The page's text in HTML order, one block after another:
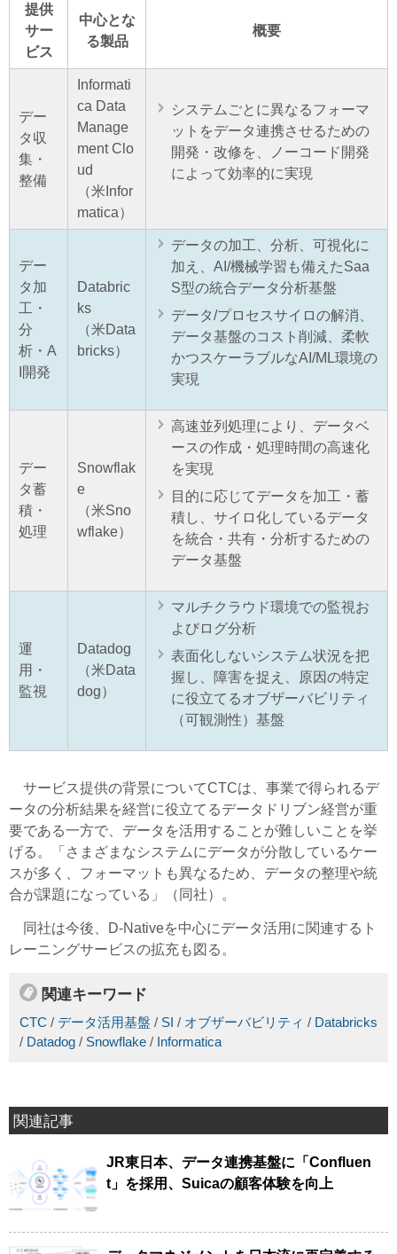
提供
サー
ビス
中心とな
る製品
概要
デー
タ収
集・
整備
Informati
ca Data
Manage
ment Clo
ud
（米Infor
matica）
システムごとに異なるフォーマ
ットをデータ連携させるための
開発・改修を、ノーコード開発
によって効率的に実現
デー
タ加
工・
分
析・A
I開発
Databric
ks
（米Data
bricks）
データの加工、分析、可視化に
加え、AI/機械学習も備えたSaa
S型の統合データ分析基盤
データ/プロセスサイロの解消、
データ基盤のコスト削減、柔軟
かつスケーラブルなAI/ML環境の
実現
デー
タ蓄
積・
処理
Snowflak
e
（米Sno
wflake）
高速並列処理により、データベ
ースの作成・処理時間の高速化
を実現
目的に応じてデータを加工・蓄
積し、サイロ化しているデータ
を統合・共有・分析するための
データ基盤
運
用・
監視
Datadog
（米Data
dog）
マルチクラウド環境での監視お
よびログ分析
表面化しないシステム状況を把
握し、障害を捉え、原因の特定
に役立てるオブザーバビリティ
（可観測性）基盤
サービス提供の背景についてCTCは、事業で得られるデ
ータの分析結果を経営に役立てるデータドリブン経営が重
要である一方で、データを活用することが難しいことを挙
げる。「さまざまなシステムにデータが分散しているケー
スが多く、フォーマットも異なるため、データの整理や統
合が課題になっている」（同社）。
同社は今後、D-Nativeを中心にデータ活用に関連するト
レーニングサービスの拡充も図る。
関連キーワード
CTC / データ活用基盤 / SI / オブザーバビリティ / Databricks
/ Datadog / Snowflake / Informatica
関連記事
JR東日本、データ連携基盤に「Confluen
t」を採用、Suicaの顧客体験を向上